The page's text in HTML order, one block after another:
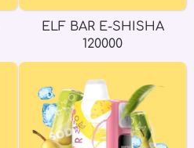
ELF BAR E-SHISHA
120000